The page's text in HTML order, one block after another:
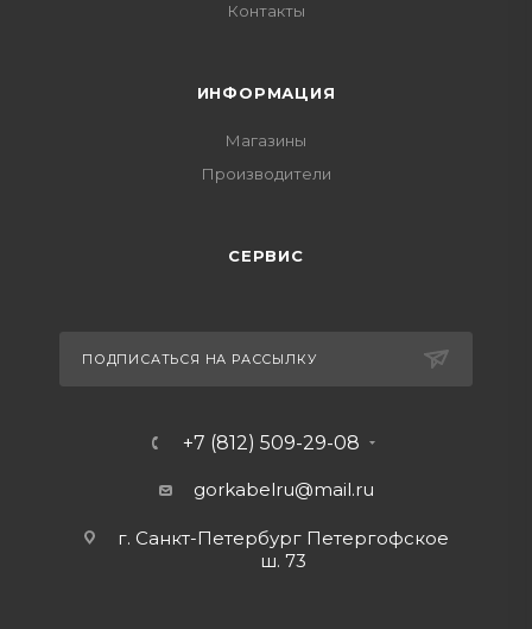
Контакты
ИНФОРМАЦИЯ
Магазины
Производители
СЕРВИС
ПОДПИСАТЬСЯ НА РАССЫЛКУ
+7 (812) 509-29-08
gorkabelru@mail.ru
г. Санкт-Петербург Петергофское
ш. 73